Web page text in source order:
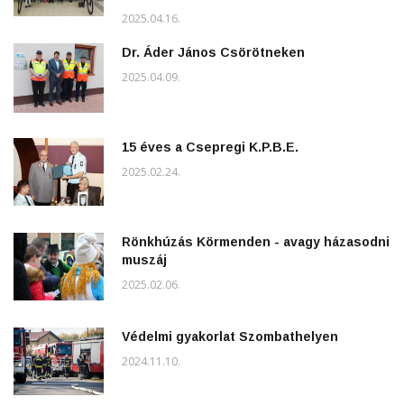
2025.04.16.
Dr. Áder János Csörötneken
2025.04.09.
15 éves a Csepregi K.P.B.E.
2025.02.24.
Rönkhúzás Körmenden - avagy házasodni
muszáj
2025.02.06.
Védelmi gyakorlat Szombathelyen
2024.11.10.